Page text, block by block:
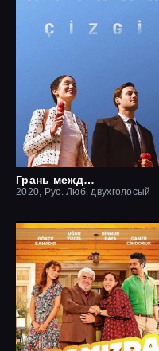
Грань между нами
2020, Рус. Люб. двухголосый